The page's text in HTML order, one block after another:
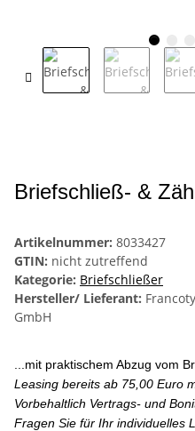
Briefschließ- &
Artikelnummer: 8033427
GTIN: nicht zutreffend
Kategorie: Briefschließer
Hersteller/ Lieferant:
GmbH
...mit praktischem Abzug vom
Leasing bereits ab 75,00 Euro
Vorbehaltlich Vertrags- und
Fragen Sie für Ihr individuelles